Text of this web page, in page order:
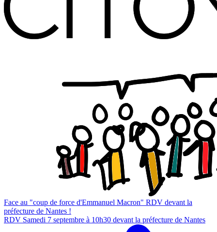
Face au "coup de force d'Emmanuel Macron" RDV devant la
préfecture de Nantes !
RDV Samedi 7 septembre à 10h30 devant la préfecture de Nantes